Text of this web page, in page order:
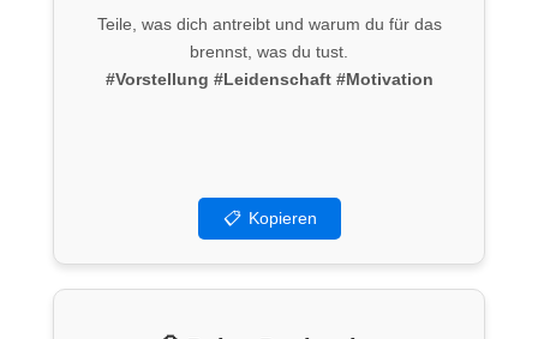
Teile, was dich antreibt und warum du für das
brennst, was du tust.
#Vorstellung #Leidenschaft #Motivation
📋 Kopieren